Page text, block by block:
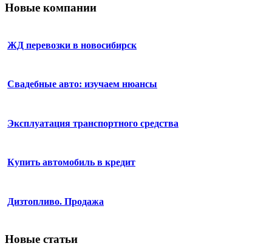
Новые компании
ЖД перевозки в новосибирск
Свадебные авто: изучаем нюансы
Эксплуатация транспортного средства
Купить автомобиль в кредит
Дизтопливо. Продажа
Новые статьи